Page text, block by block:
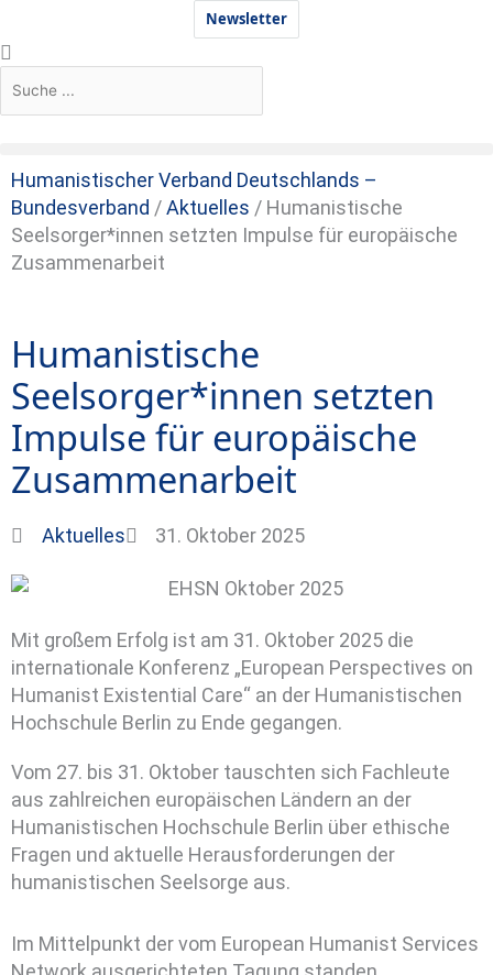
Inhalt
springen
Newsletter
Suche
Humanistischer Verband Deutschlands –
Bundesverband /Aktuelles / Humanistische
Seelsorger*innen setzten Impulse für europäische
Zusammenarbeit
Humanistische
Seelsorger*innen setzten
Impulse für europäische
Zusammenarbeit
Aktuelles 31. Oktober 2025
Mit großem Erfolg ist am 31. Oktober 2025 die
internationale Konferenz „European Perspectives on
Humanist Existential Care“ an der Humanistischen
Hochschule Berlin zu Ende gegangen.
Vom 27. bis 31. Oktober tauschten sich Fachleute
aus zahlreichen europäischen Ländern an der
Humanistischen Hochschule Berlin über ethische
Fragen und aktuelle Herausforderungen der
humanistischen Seelsorge aus.
Im Mittelpunkt der vom European Humanist Services